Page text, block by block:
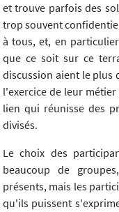
et trouve parfois des
trop souvent
à tous, et, en
que ce soit sur ce
discussion aient le plus
l'exercice de leur
lien qui réunisse des
divisés.
Le choix des
beaucoup de
présents, mais les
qu'ils puissent